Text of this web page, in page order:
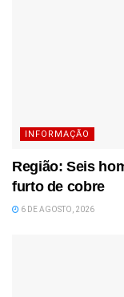
INFORMAÇÃO
Região: Seis
furto de cobre
6 DE AGOSTO, 2026